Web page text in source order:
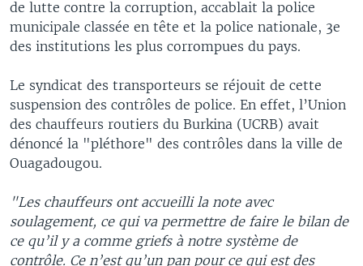
de lutte contre la corruption, accablait la police
municipale classée en tête et la police nationale, 3e
des institutions les plus corrompues du pays.
Le syndicat des transporteurs se réjouit de cette
suspension des contrôles de police. En effet, l’Union
des chauffeurs routiers du Burkina (UCRB) avait
dénoncé la "pléthore" des contrôles dans la ville de
Ouagadougou.
"Les chauffeurs ont accueilli la note avec
soulagement, ce qui va permettre de faire le bilan de
ce qu’il y a comme griefs à notre système de
contrôle. Ce n’est qu’un pan pour ce qui est des